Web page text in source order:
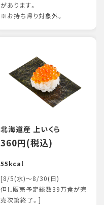
があります。
※お持ち帰り対象外。
北海道産 上いくら
360円(税込)
55kcal
[8/5(水)～8/30(日)
但し販売予定総数39万食が完
売次第終了。]